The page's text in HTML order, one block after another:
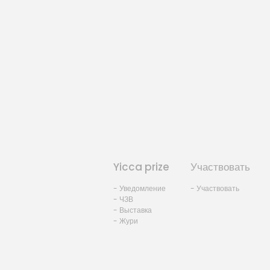
Yicca prize
- Уведомление
- ЧЗВ
- Выставка
- Жури
Участвовать
- Участвовать